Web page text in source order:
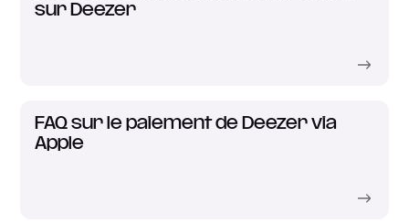
sur Deezer
FAQ sur le paiement de Deezer via
Apple